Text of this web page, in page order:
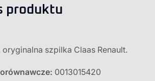
produktu
oryginalna szpilka Claas Renault.
0013015420